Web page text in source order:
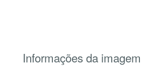
Informações da imagem